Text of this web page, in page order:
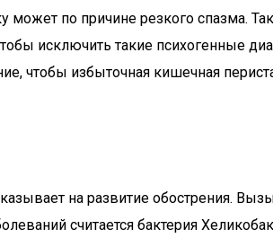
может по причине резкого спазма.
исключить такие психогенные
чтобы избыточная кишечная
на развитие обострения.
считается бактерия